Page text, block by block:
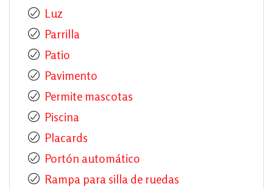
Luz
Parrilla
Patio
Pavimento
Permite mascotas
Piscina
Placards
Portón automático
Rampa para silla de ruedas